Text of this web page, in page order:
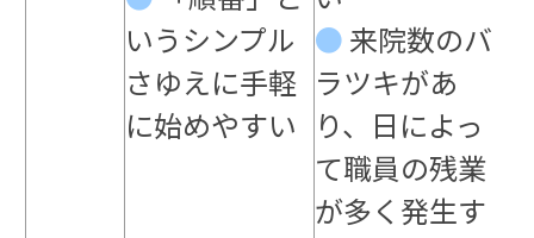
いうシンプル
さゆえに手軽
に始めやすい
● 来院数のバ
ラツキがあ
り、日によっ
て職員の残業
が多く発生す